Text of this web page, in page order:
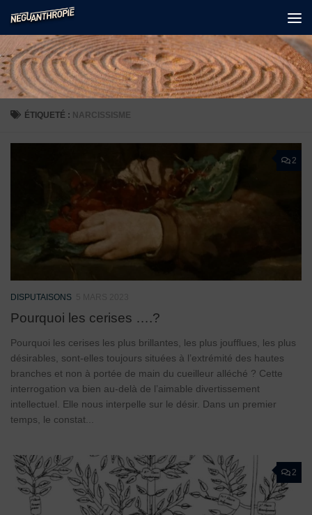
Skip to content
ÉTIQUETÉ : NARCISSISME
2
DISPUTAISONS
Pourquoi les cerises ….?
Pourquoi les cerises les plus brillantes, les plus joufflues, les plus
désirables, sont-elles toujours situées à l’extrémité des hautes
branches et non à portée de main du cueilleur alléché ? Cette
interrogation va bien au-delà de l’aimable divertissement
intellectuel. Elle nous interpelle sur le désir. Dans un premier
temps, le constat...
2